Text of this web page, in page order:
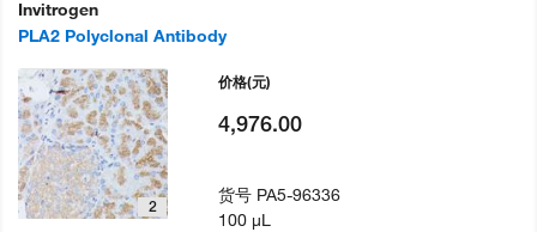
Invitrogen
PLA2 Polyclonal Antibody
2
价格(元)
4,976.00
货号 PA5-96336
100 µL